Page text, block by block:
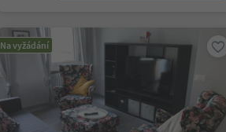
Na vyžádání